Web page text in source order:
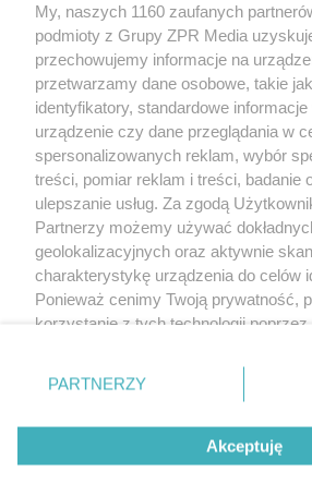
Żaden utwór zamieszczony w serwisie nie może
rozpowszechniany lub dalej rozpowszechniany
tym także elektroniczny lub mechaniczny) na
eksploatacji w jakiejkolwiek formie, włącznie z
bez pisemnej zgody właściciela praw.
wykorzystanie utworów w całości lub w części z
bez właściwej zgody, jest zabronione pod
prawnie.
O nas
My, naszych 1160 zaufanych
podmioty z Grupy ZPR Media
przechowujemy informacje na
przetwarzamy dane osobowe, takie
identyfikatory, standardowe informacje
urządzenie czy dane przeglądania w
spersonalizowanych reklam, wybór
treści, pomiar reklam i treści, badanie
ulepszanie usług. Za zgodą
Partnerzy możemy używać
geolokalizacyjnych oraz aktywnie
charakterystykę urządzenia do celów
Ponieważ cenimy Twoją prywatność,
korzystanie z tych technologii poprzez
zmienić/wycofać klikając przycisk
znajdujący się w lewym dolnym rogu
rodzaje przetwarzania danych nie
użytkownika, ale masz prawo
przetwarzaniu. Preferencje będą
PARTNERZY
Akceptuję